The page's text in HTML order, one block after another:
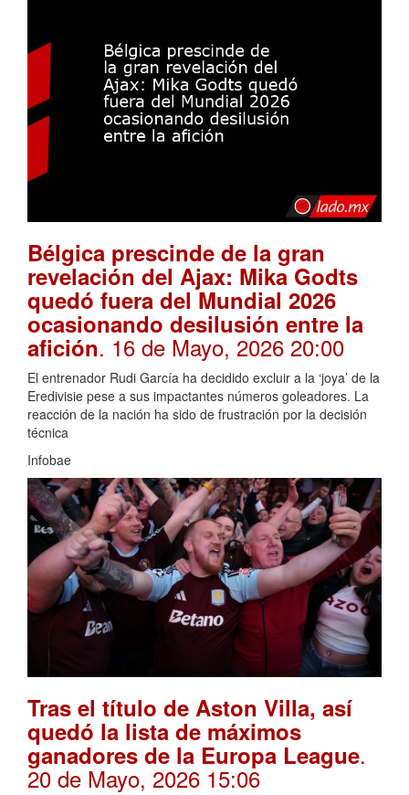
Bélgica prescinde de la gran
revelación del Ajax: Mika Godts
quedó fuera del Mundial 2026
ocasionando desilusión entre la
afición. 16 de Mayo, 2026 20:00
El entrenador Rudi García ha decidido excluir a la ‘joya’ de la
Eredivisie pese a sus impactantes números goleadores. La
reacción de la nación ha sido de frustración por la decisión
técnica
Infobae
Tras el título de Aston Villa, así
quedó la lista de máximos
ganadores de la Europa League.
20 de Mayo, 2026 15:06